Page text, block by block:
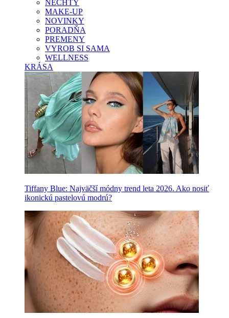
NECHTY
MAKE-UP
NOVINKY
PORADŇA
PREMENY
VYROB SI SAMA
WELLNESS
KRÁSA
Tiffany Blue: Najväčší módny trend leta 2026. Ako nosiť
ikonickú pastelovú modrú?